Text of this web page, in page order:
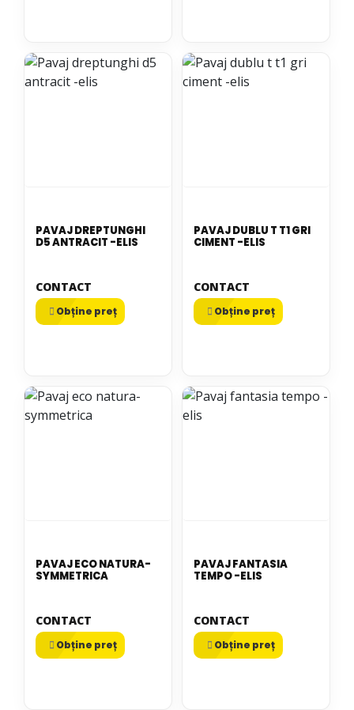
PAVAJ DREPTUNGHI
D5 ANTRACIT -ELIS
CONTACT
Obține preț
PAVAJ DUBLU T T1 GRI
CIMENT -ELIS
CONTACT
Obține preț
PAVAJ ECO NATURA-
SYMMETRICA
CONTACT
Obține preț
PAVAJ FANTASIA
TEMPO -ELIS
CONTACT
Obține preț